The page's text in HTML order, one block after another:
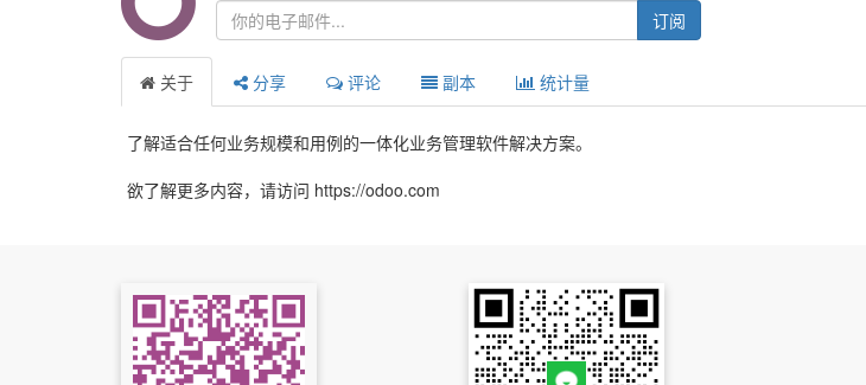
订阅
关于 分享 评论 副本 统计量
了解适合任何业务规模和用例的一体化业务管理软件解决方案。
欲了解更多内容，请访问 https://odoo.com